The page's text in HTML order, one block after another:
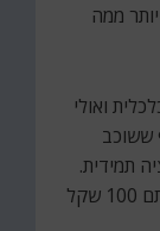
ממה
ואולי
ששוכב
תמידית.
100 שקל של שנת 2000 יכלו לקנות יותר מאותם 100 שקל